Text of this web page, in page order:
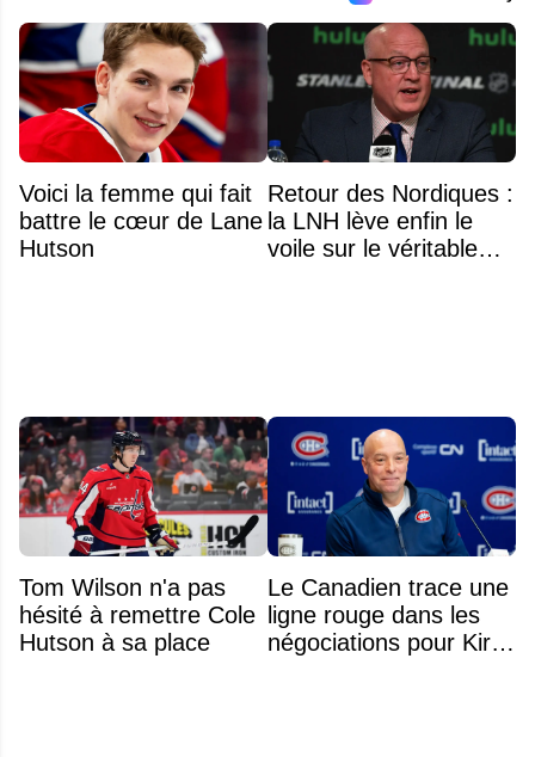
Voici la femme qui fait
battre le cœur de Lane
Hutson
Retour des Nordiques :
la LNH lève enfin le
voile sur le véritable
Tom Wilson n'a pas
hésité à remettre Cole
Hutson à sa place
Le Canadien trace une
ligne rouge dans les
négociations pour Kirill